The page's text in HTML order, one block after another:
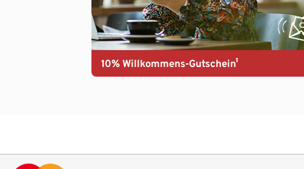
10% Willkommens-Gutschein¹